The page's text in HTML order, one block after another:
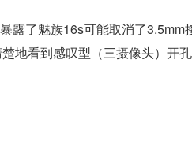
露了魅族16s可能取消了3.5mm
地看到感叹型（三摄像头）开